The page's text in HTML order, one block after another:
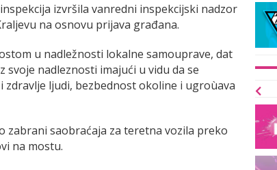
izvršila vanredni inspekcijski nadzor
na osnovu prijava građana.
u nadležnosti lokalne samouprave, dat
svoje nadleznosti imajući u vidu da se
ljudi, bezbednost okoline i ugroùava
zabrani saobraćaja za teretna vozila preko
na mostu.